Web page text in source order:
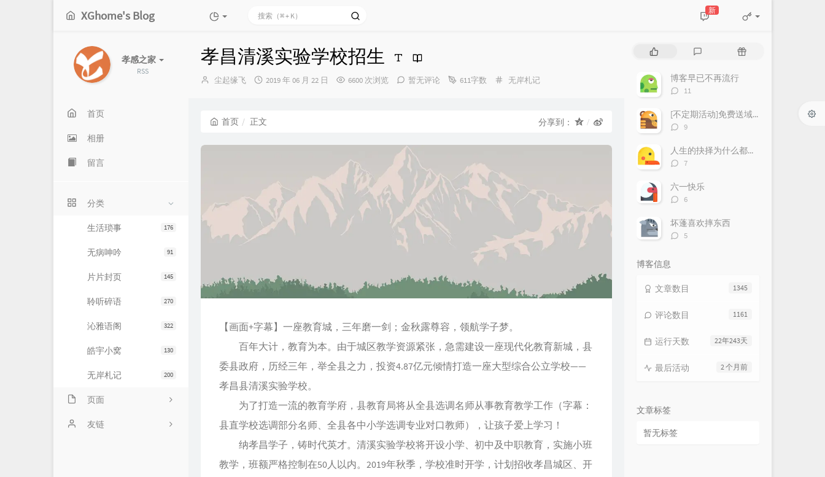
XGhome's Blog 新
孝感之家
RSS
首页
相册
留言
分类
176
生活琐事
91
无病呻吟
145
片片封页
270
聆听碎语
322
沁雅语阁
130
皓宇小窝
200
无岸札记
页面
友情链接
友链
孝昌清溪实验学校招生
博
尘起缘飞
发
2019 年 06 月 22 日 6600 次浏览 暂无评论 611字数
分
无岸札记
首页 正文 分享到：
【画面+字幕】一座教育城，三年磨一剑；金秋露尊容，领航学子梦。
百年大计，教育为本。由于城区教学资源紧张，急需建设一座现代化教育新城，县
委县政府，历经三年，举全县之力，投资4.87亿元倾情打造一座大型综合公立学校——
孝昌县清溪实验学校。
为了打造一流的教育学府，县教育局将从全县选调名师从事教育教学工作（字幕：
县直学校选调部分名师、全县各中小学选调专业对口教师），让孩子爱上学习！
纳孝昌学子，铸时代英才。清溪实验学校将开设小学、初中及中职教育，实施小班
教学，班额严格控制在50人以内。2019年秋季，学校准时开学，计划招收孝昌城区、开
评
随
博客早已不再流行
评
数：
11
[不定期活动]免费送域名或空间
评
数：
9
人生的抉择为什么都这么让人无奈？
评
数：
7
六一快乐
评
数：
6
坏蓬喜欢摔东西
评
5
博客信息
1345
文章数目
1161
评论数目
22年243天
运行天数
2 个月前
最后活动
文章标签
暂无标签